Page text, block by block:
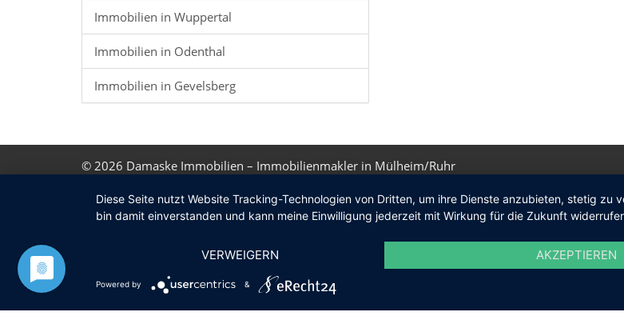
Immobilien in Wuppertal
Immobilien in Odenthal
Immobilien in Gevelsberg
© 2026 Damaske Immobilien – Immobilienmakler in Mülheim/Ruhr
Diese Seite nutzt Website Tracking-Technologien von Dritten, um ihre Dienste anzubieten, stetig
bin damit einverstanden und kann meine Einwilligung jederzeit mit Wirkung für die Zukunft
VERWEIGERN AKZEPTIEREN
Powered by &